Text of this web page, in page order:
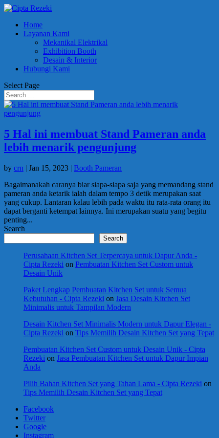
Home
Layanan Kami
Mekanikal Elektrikal
Exhibition Booth
Desain & Interior
Hubungi Kami
Select Page
5 Hal ini membuat Stand Pameran anda
lebih menarik pengunjung
by crn | Jan 15, 2023 | Booth Pameran
Bagaimanakah caranya biar siapa-siapa saja yang memandang stand
pameran anda ketarik ialah dalam tempo 3 detik merupakan saat
yang cukup. Lantaran kalau lebih pada waktu itu rata-rata orang itu
dapat berganti ketempat lainnya. Ini merupakan suatu yang begitu
penting...
Search
Search
Perusahaan Kitchen Set Terpercaya untuk Dapur Anda -
Cipta Rezeki on Pembuatan Kitchen Set Custom untuk
Desain Unik
Paket Lengkap Pembuatan Kitchen Set untuk Semua
Kebutuhan - Cipta Rezeki on Jasa Desain Kitchen Set
Minimalis untuk Tampilan Modern
Desain Kitchen Set Minimalis Modern untuk Dapur Elegan -
Cipta Rezeki on Tips Memilih Desain Kitchen Set yang Tepat
Pembuatan Kitchen Set Custom untuk Desain Unik - Cipta
Rezeki on Jasa Pembuatan Kitchen Set untuk Dapur Impian
Anda
Pilih Bahan Kitchen Set yang Tahan Lama - Cipta Rezeki on
Tips Memilih Desain Kitchen Set yang Tepat
Facebook
Twitter
Google
Instagram